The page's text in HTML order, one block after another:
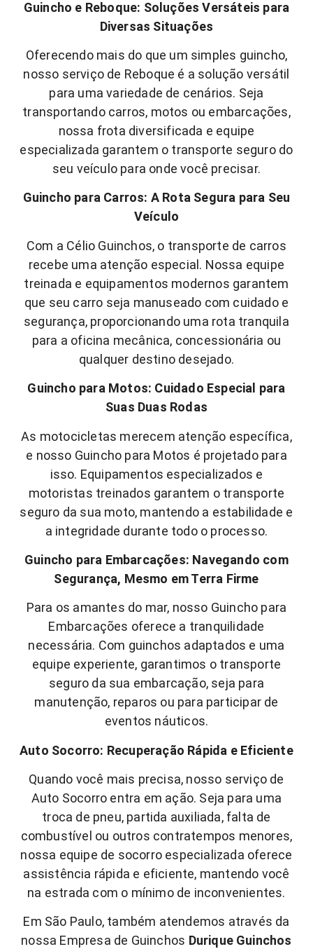
Guincho e Reboque: Soluções Versáteis para
Diversas Situações
Oferecendo mais do que um simples guincho,
nosso serviço de Reboque é a solução versátil
para uma variedade de cenários. Seja
transportando carros, motos ou embarcações,
nossa frota diversificada e equipe
especializada garantem o transporte seguro do
seu veículo para onde você precisar.
Guincho para Carros: A Rota Segura para Seu
Veículo
Com a Célio Guinchos, o transporte de carros
recebe uma atenção especial. Nossa equipe
treinada e equipamentos modernos garantem
que seu carro seja manuseado com cuidado e
segurança, proporcionando uma rota tranquila
para a oficina mecânica, concessionária ou
qualquer destino desejado.
Guincho para Motos: Cuidado Especial para
Suas Duas Rodas
As motocicletas merecem atenção específica,
e nosso Guincho para Motos é projetado para
isso. Equipamentos especializados e
motoristas treinados garantem o transporte
seguro da sua moto, mantendo a estabilidade e
a integridade durante todo o processo.
Guincho para Embarcações: Navegando com
Segurança, Mesmo em Terra Firme
Para os amantes do mar, nosso Guincho para
Embarcações oferece a tranquilidade
necessária. Com guinchos adaptados e uma
equipe experiente, garantimos o transporte
seguro da sua embarcação, seja para
manutenção, reparos ou para participar de
eventos náuticos.
Auto Socorro: Recuperação Rápida e Eficiente
Quando você mais precisa, nosso serviço de
Auto Socorro entra em ação. Seja para uma
troca de pneu, partida auxiliada, falta de
combustível ou outros contratempos menores,
nossa equipe de socorro especializada oferece
assistência rápida e eficiente, mantendo você
na estrada com o mínimo de inconvenientes.
Em São Paulo, também atendemos através da
nossa Empresa de Guinchos Durique Guinchos